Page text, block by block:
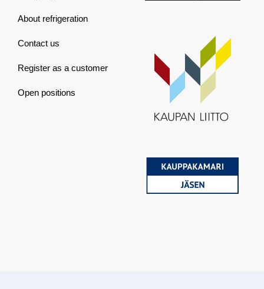
About refrigeration
Contact us
Register as a customer
Open positions